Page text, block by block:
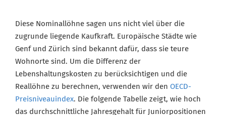
Diese Nominallöhne sagen uns nicht viel über die
zugrunde liegende Kaufkraft. Europäische Städte wie
Genf und Zürich sind bekannt dafür, dass sie teure
Wohnorte sind. Um die Differenz der
Lebenshaltungskosten zu berücksichtigen und die
Reallöhne zu berechnen, verwenden wir den OECD-
Preisniveauindex. Die folgende Tabelle zeigt, wie hoch
das durchschnittliche Jahresgehalt für Juniorpositionen